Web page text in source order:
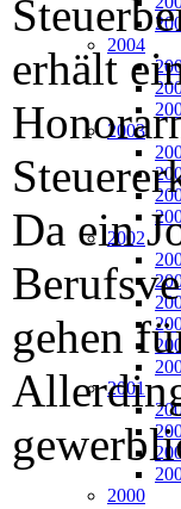
2004
2003
2002
2001
2000
erhält
Da ein
gehen